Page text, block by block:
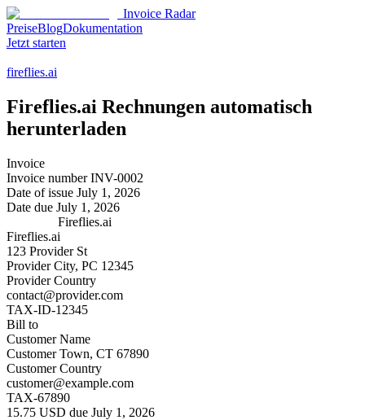
Invoice Radar
PreiseBlogDokumentation
Jetzt starten
fireflies.ai
Fireflies.ai Rechnungen automatisch
herunterladen
Invoice
Invoice numberINV-0002
Date of issue July 1, 2026
Date due July 1, 2026
Fireflies.ai
Fireflies.ai
123 Provider St
Provider City, PC 12345
Provider Country
contact@provider.com
TAX-ID-12345
Bill to
Customer Name
Customer Town, CT 67890
Customer Country
customer@example.com
TAX-67890
15.75 USD due July 1, 2026